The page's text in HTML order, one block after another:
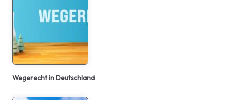
Wegerecht in Deutschland